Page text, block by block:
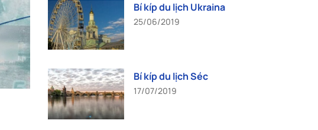
Bí kíp du lịch Ukraina
25/06/2019
Bí kíp du lịch Séc
17/07/2019